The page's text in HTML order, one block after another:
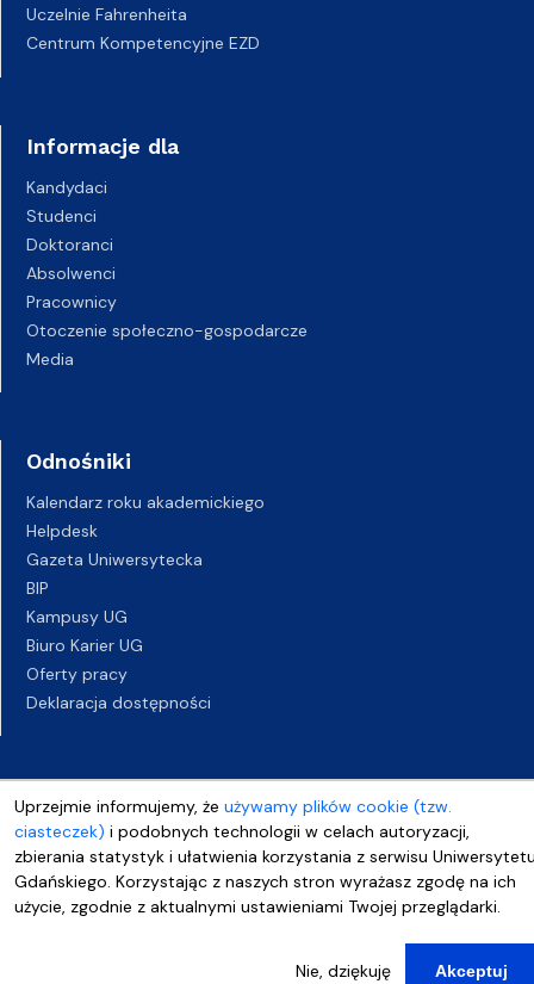
Uprzejmie informujemy, że używamy plików cookie (tzw.
ciasteczek) i podobnych technologii w celach autoryzacji,
zbierania statystyk i ułatwienia korzystania z serwisu
Gdańskiego. Korzystając z naszych stron wyrażasz zgodę na ich
użycie, zgodnie z aktualnymi ustawieniami Twojej przeglądarki.
Nie, dziękuję Akceptuj
Uczelnie Fahrenheita
Centrum Kompetencyjne EZD
Informacje dla
Kandydaci
Studenci
Doktoranci
Absolwenci
Pracownicy
Otoczenie społeczno-gospodarcze
Media
Odnośniki
Kalendarz roku akademickiego
Helpdesk
Gazeta Uniwersytecka
BIP
Kampusy UG
Biuro Karier UG
Oferty pracy
Deklaracja dostępności